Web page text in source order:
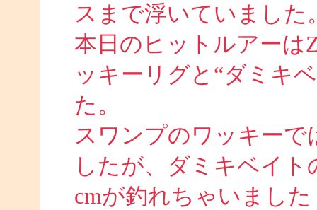
スまで浮いていました
本日のヒットルアーは
ッキーリグと“ダミキ
た。
スワンプのワッキーで
したが、ダミキベイ
cmが釣れちゃいました